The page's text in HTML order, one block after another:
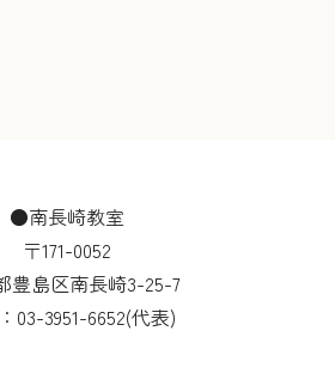
●南長崎教室
〒171-0052
豊島区南長崎3-25-7
03-3951-6652(代表)